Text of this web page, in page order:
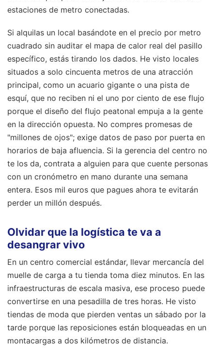
estaciones de metro conectadas.
Si alquilas un local basándote en el precio por metro
cuadrado sin auditar el mapa de calor real del pasillo
específico, estás tirando los dados. He visto locales
situados a solo cincuenta metros de una atracción
principal, como un acuario gigante o una pista de
esquí, que no reciben ni el uno por ciento de ese flujo
porque el diseño del flujo peatonal empuja a la gente
en la dirección opuesta. No compres promesas de
"millones de ojos"; exige datos de paso por puerta en
horarios de baja afluencia. Si la gerencia del centro no
te los da, contrata a alguien para que cuente personas
con un cronómetro en mano durante una semana
entera. Esos mil euros que pagues ahora te evitarán
perder un millón después.
Olvidar que la logística te va a
desangrar vivo
En un centro comercial estándar, llevar mercancía del
muelle de carga a tu tienda toma diez minutos. En las
infraestructuras de escala masiva, ese proceso puede
convertirse en una pesadilla de tres horas. He visto
tiendas de moda que pierden ventas un sábado por la
tarde porque las reposiciones están bloqueadas en un
montacargas a dos kilómetros de distancia.